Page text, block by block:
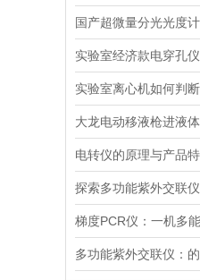
实验室经济款电穿孔
实验室离心机如何判
大龙电动移液枪进液
电转仪的原理与产品
梯度PCR仪：一机多